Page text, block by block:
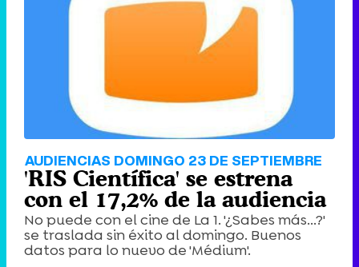
AUDIENCIAS DOMINGO 23 DE SEPTIEMBRE
'RIS Científica' se estrena
con el 17,2% de la audiencia
No puede con el cine de La 1. '¿Sabes más...?'
se traslada sin éxito al domingo. Buenos
datos para lo nuevo de 'Médium'.